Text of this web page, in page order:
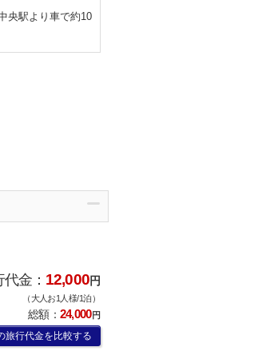
央駅より車で約10
金： 12,000円
（大人お1人様/1泊）
総額： 24,000円
旅行代金を比較する